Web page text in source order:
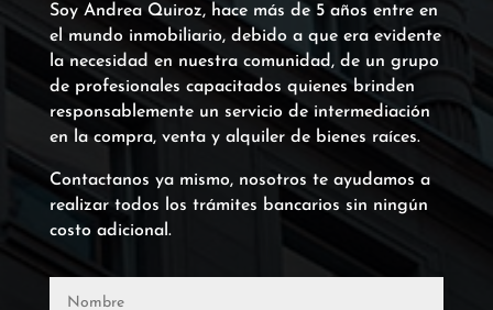
Soy Andrea Quiroz, hace más de 5 años entre en
el mundo inmobiliario, debido a que era evidente
la necesidad en nuestra comunidad, de un grupo
de profesionales capacitados quienes brinden
responsablemente un servicio de intermediación
en la compra, venta y alquiler de bienes raíces.
Contactanos ya mismo, nosotros te ayudamos a
realizar todos los trámites bancarios sin ningún
costo adicional.